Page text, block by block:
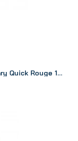
Aspirateur poussières à batterie Henry Quick Rouge 1 batterie